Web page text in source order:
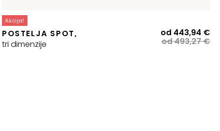
Akcija!
POSTELJA SPOT,
tri dimenzije
od493,27€
od 443,94 €